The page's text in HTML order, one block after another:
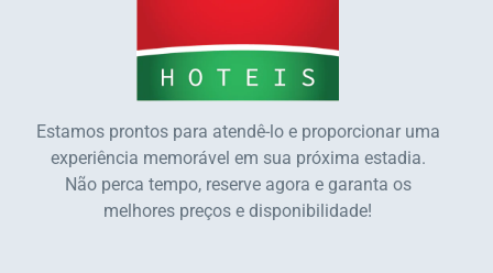
Estamos prontos para atendê-lo e proporcionar uma
experiência memorável em sua próxima estadia.
Não perca tempo, reserve agora e garanta os
melhores preços e disponibilidade!